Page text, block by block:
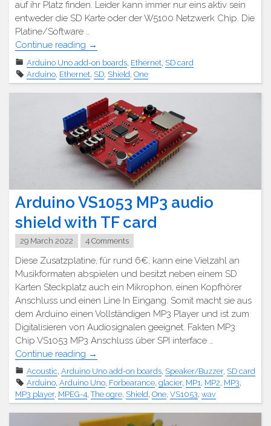
auf ihr Platz finden. Leider kann immer nur eins aktiv sein
entweder die SD Karte oder der W5100 Netzwerk Chip. Die
Platine/Software …
Continue reading "Arduino
Ethernet
Platine
W5100"
→
Arduino Uno add-on boards Ethernet SD card
Arduino Ethernet SD Shield One
Arduino VS1053 MP3 audio
shield with TF card
29 March 2022 4 Comments
Diese Zusatzplatine, für rund 6€, kann eine Vielzahl an
Musikformaten abspielen und besitzt neben einem SD
Karten Steckplatz auch ein Mikrophon, einen Kopfhörer
Anschluss und einen Line In Eingang. Somit macht sie aus
dem Arduino einen Vollständigen MP3 Player und ist zum
Digitalisieren von Audiosignalen geeignet. Fakten MP3
Chip VS1053 MP3 Anschluss über SPI interface …
Continue reading "Arduino
VS1053
MP3
Audio
Shield
mit
→
Acoustic, Arduino Uno add-on boards, Speaker/Buzzer, SD card
Arduino, Arduino Uno, Forbearance, glacier, MP1, MP2, MP3,
MP3 player, MPEG-4,The ogre, Shield, One, VS1053, wav